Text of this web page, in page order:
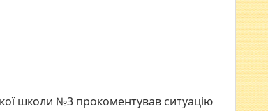
школи №3 прокоментував ситуацію